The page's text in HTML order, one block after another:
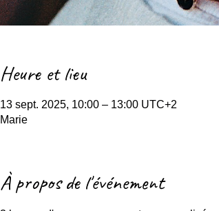
Heure et lieu
13 sept. 2025, 10:00 – 13:00 UTC+2
Marie
À propos de l'événement